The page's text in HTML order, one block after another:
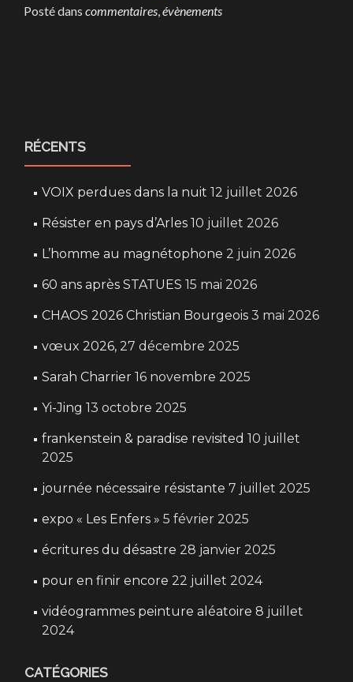
Posté dans commentaires,évènements
RÉCENTS
VOIX perdues dans la nuit 12 juillet 2026
Résister en pays d’Arles 10 juillet 2026
L’homme au magnétophone 2 juin 2026
60 ans après STATUES 15 mai 2026
CHAOS 2026 Christian Bourgeois 3 mai 2026
vœux 2026, 27 décembre 2025
Sarah Charrier 16 novembre 2025
Yi-Jing 13 octobre 2025
frankenstein & paradise revisited 10 juillet
2025
journée nécessaire résistante 7 juillet 2025
expo « Les Enfers » 5 février 2025
écritures du désastre 28 janvier 2025
pour en finir encore 22 juillet 2024
vidéogrammes peinture aléatoire 8 juillet
2024
CATÉGORIES